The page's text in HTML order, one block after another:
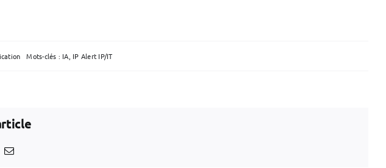
Mots-clés : IA IP Alert IP/IT